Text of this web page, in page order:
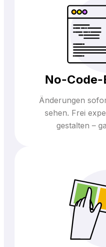
No-
Änderungen
sehen. Frei
gestalten –